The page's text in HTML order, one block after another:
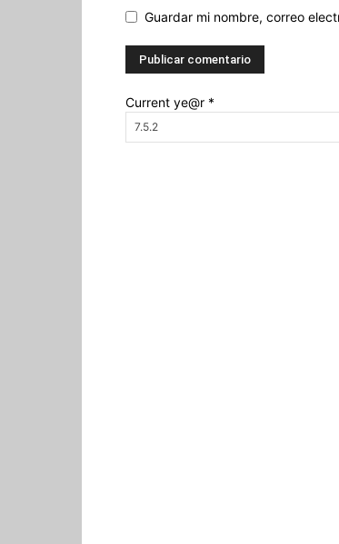
Guardar mi nombre, correo
Current ye@r *